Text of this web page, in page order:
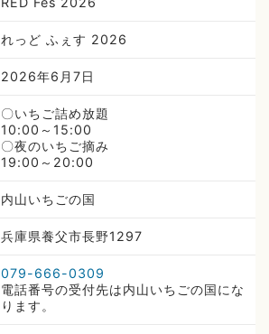
れっど ふぇす 2026
2026年6月7日
〇いちご詰め放題
10:00～15:00
〇夜のいちご摘み
19:00～20:00
内山いちごの国
兵庫県養父市長野1297
079-666-0309
電話番号の受付先は内山いちごの国にな
ります。